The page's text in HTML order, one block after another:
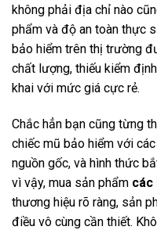
không phải địa chỉ nào
phẩm và độ an toàn thực
bảo hiểm trên thị trường
chất lượng, thiếu kiểm
khai với mức giá cực rẻ.
Chắc hẳn bạn cũng từng
chiếc mũ bảo hiểm với
nguồn gốc, và hình thức
vì vậy, mua sản phẩm các
thương hiệu rõ ràng, sản
điều vô cùng cần thiết.